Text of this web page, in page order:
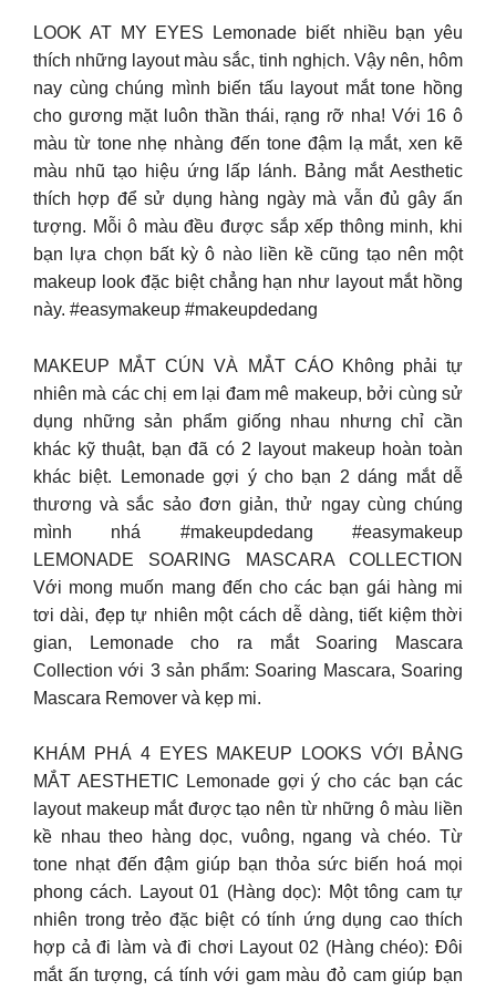
LOOK AT MY EYES Lemonade biết nhiều bạn yêu
thích những layout màu sắc, tinh nghịch. Vậy nên, hôm
nay cùng chúng mình biến tấu layout mắt tone hồng
cho gương mặt luôn thần thái, rạng rỡ nha! Với 16 ô
màu từ tone nhẹ nhàng đến tone đậm lạ mắt, xen kẽ
màu nhũ tạo hiệu ứng lấp lánh. Bảng mắt Aesthetic
thích hợp để sử dụng hàng ngày mà vẫn đủ gây ấn
tượng. Mỗi ô màu đều được sắp xếp thông minh, khi
bạn lựa chọn bất kỳ ô nào liền kề cũng tạo nên một
makeup look đặc biệt chẳng hạn như layout mắt hồng
này. #easymakeup #makeupdedang
MAKEUP MẮT CÚN VÀ MẮT CÁO Không phải tự
nhiên mà các chị em lại đam mê makeup, bởi cùng sử
dụng những sản phẩm giống nhau nhưng chỉ cần
khác kỹ thuật, bạn đã có 2 layout makeup hoàn toàn
khác biệt. Lemonade gợi ý cho bạn 2 dáng mắt dễ
thương và sắc sảo đơn giản, thử ngay cùng chúng
mình nhá #makeupdedang #easymakeup
LEMONADE SOARING MASCARA COLLECTION
Với mong muốn mang đến cho các bạn gái hàng mi
tơi dài, đẹp tự nhiên một cách dễ dàng, tiết kiệm thời
gian, Lemonade cho ra mắt Soaring Mascara
Collection với 3 sản phẩm: Soaring Mascara, Soaring
Mascara Remover và kẹp mi.
KHÁM PHÁ 4 EYES MAKEUP LOOKS VỚI BẢNG
MẮT AESTHETIC Lemonade gợi ý cho các bạn các
layout makeup mắt được tạo nên từ những ô màu liền
kề nhau theo hàng dọc, vuông, ngang và chéo. Từ
tone nhạt đến đậm giúp bạn thỏa sức biến hoá mọi
phong cách. Layout 01 (Hàng dọc): Một tông cam tự
nhiên trong trẻo đặc biệt có tính ứng dụng cao thích
hợp cả đi làm và đi chơi Layout 02 (Hàng chéo): Đôi
mắt ấn tượng, cá tính với gam màu đỏ cam giúp bạn